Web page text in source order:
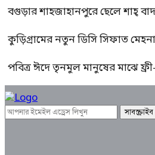
বগুড়ার শাহজাহানপুরে ছেলে শাহ্
কুড়িগ্রামের নতুন ডিসি সিফাত
পবিত্র ঈদে তৃনমুল মানুষের মাঝে